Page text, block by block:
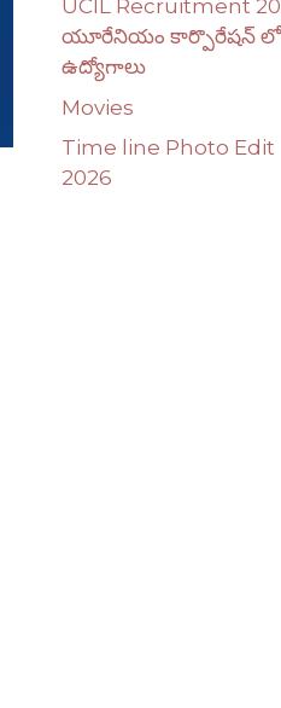
UCIL Recruitment
యూరేనియం కార్పొరేషన్ లో
ఉద్యోగాలు
Movies
Time line Photo Edit
2026